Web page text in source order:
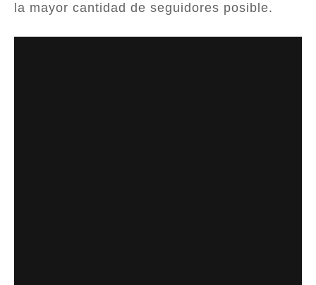
la mayor cantidad de seguidores posible.